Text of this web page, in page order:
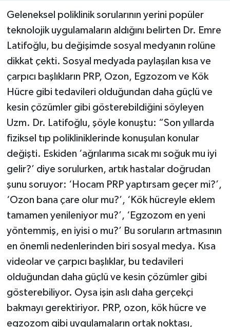
Geleneksel poliklinik sorularının yerini popüler
teknolojik uygulamaların aldığını belirten Dr. Emre
Latifoğlu, bu değişimde sosyal medyanın rolüne
dikkat çekti. Sosyal medyada paylaşılan kısa ve
çarpıcı başlıkların PRP, Ozon, Egzozom ve Kök
Hücre gibi tedavileri olduğundan daha güçlü ve
kesin çözümler gibi gösterebildiğini söyleyen
Uzm. Dr. Latifoğlu, şöyle konuştu: “Son yıllarda
fiziksel tıp polikliniklerinde konuşulan konular
değişti. Eskiden ‘ağrılarıma sıcak mı soğuk mu iyi
gelir?’ diye sorulurken, artık hastalar doğrudan
şunu soruyor: ‘Hocam PRP yaptırsam geçer mi?’,
‘Ozon bana çare olur mu?’, ‘Kök hücreyle eklem
tamamen yenileniyor mu?’, ‘Egzozom en yeni
yöntemmiş, en iyisi o mu?’ Bu soruların artmasının
en önemli nedenlerinden biri sosyal medya. Kısa
videolar ve çarpıcı başlıklar, bu tedavileri
olduğundan daha güçlü ve kesin çözümler gibi
gösterebiliyor. Oysa işin aslı daha gerçekçi
bakmayı gerektiriyor. PRP, ozon, kök hücre ve
egzozom gibi uygulamaların ortak noktası,